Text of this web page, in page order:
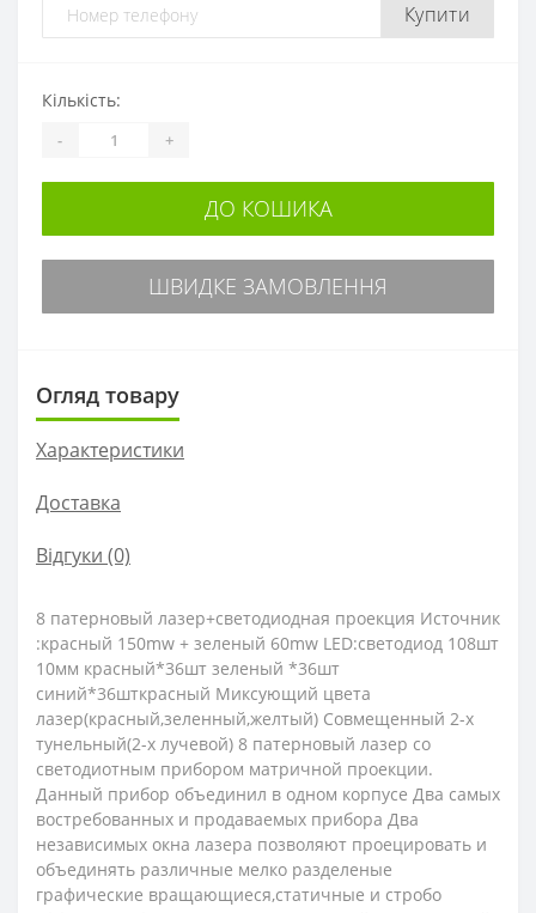
Купити
Кількість:
- +
ДО КОШИКА
ШВИДКЕ ЗАМОВЛЕННЯ
Огляд товару
Характеристики
Доставка
Відгуки (0)
8 патерновый лазер+светодиодная проекция Источник
:красный 150mw + зеленый 60mw LED:светодиод 108шт
10мм красный*36шт зеленый *36шт
синий*36шткрасный Миксующий цвета
лазер(красный,зеленный,желтый) Совмещенный 2-х
тунельный(2-х лучевой) 8 патерновый лазер со
светодиотным прибором матричной проекции.
Данный прибор объединил в одном корпусе Два самых
востребованных и продаваемых прибора Два
независимых окна лазера позволяют проецировать и
объединять различные мелко разделеные
графические вращающиеся,статичные и стробо